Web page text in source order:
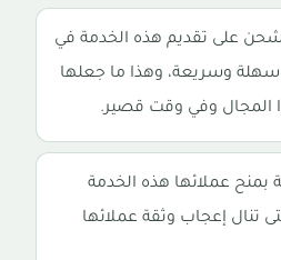
على تقديم هذه الخدمة في
سهلة وسريعة، وهذا ما جعلها
وفي وقت قصير.
بمنح عملائها هذه الخدمة
تنال إعجاب وثقة عملائها